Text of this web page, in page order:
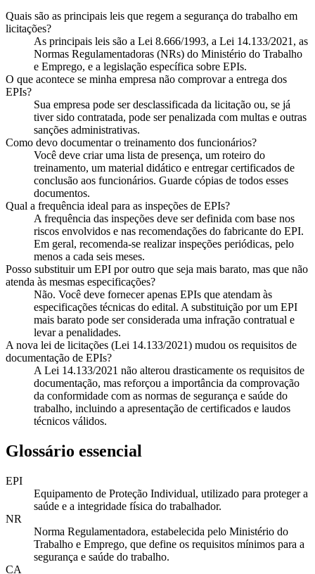
Quais são as principais leis que regem a segurança do trabalho em
licitações?
As principais leis são a Lei 8.666/1993, a Lei 14.133/2021, as
Normas Regulamentadoras (NRs) do Ministério do Trabalho
e Emprego, e a legislação específica sobre EPIs.
O que acontece se minha empresa não comprovar a entrega dos
EPIs?
Sua empresa pode ser desclassificada da licitação ou, se já
tiver sido contratada, pode ser penalizada com multas e outras
sanções administrativas.
Como devo documentar o treinamento dos funcionários?
Você deve criar uma lista de presença, um roteiro do
treinamento, um material didático e entregar certificados de
conclusão aos funcionários. Guarde cópias de todos esses
documentos.
Qual a frequência ideal para as inspeções de EPIs?
A frequência das inspeções deve ser definida com base nos
riscos envolvidos e nas recomendações do fabricante do EPI.
Em geral, recomenda-se realizar inspeções periódicas, pelo
menos a cada seis meses.
Posso substituir um EPI por outro que seja mais barato, mas que não
atenda às mesmas especificações?
Não. Você deve fornecer apenas EPIs que atendam às
especificações técnicas do edital. A substituição por um EPI
mais barato pode ser considerada uma infração contratual e
levar a penalidades.
A nova lei de licitações (Lei 14.133/2021) mudou os requisitos de
documentação de EPIs?
A Lei 14.133/2021 não alterou drasticamente os requisitos de
documentação, mas reforçou a importância da comprovação
da conformidade com as normas de segurança e saúde do
trabalho, incluindo a apresentação de certificados e laudos
técnicos válidos.
Glossário essencial
EPI
Equipamento de Proteção Individual, utilizado para proteger a
saúde e a integridade física do trabalhador.
NR
Norma Regulamentadora, estabelecida pelo Ministério do
Trabalho e Emprego, que define os requisitos mínimos para a
segurança e saúde do trabalho.
CA